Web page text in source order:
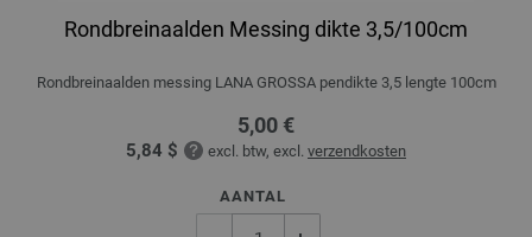
Rondbreinaalden Messing dikte 3,5/100cm
Rondbreinaalden messing LANA GROSSA pendikte 3,5 lengte 100cm
5,00 €
5,84 $ excl. btw, excl. verzendkosten
AANTAL